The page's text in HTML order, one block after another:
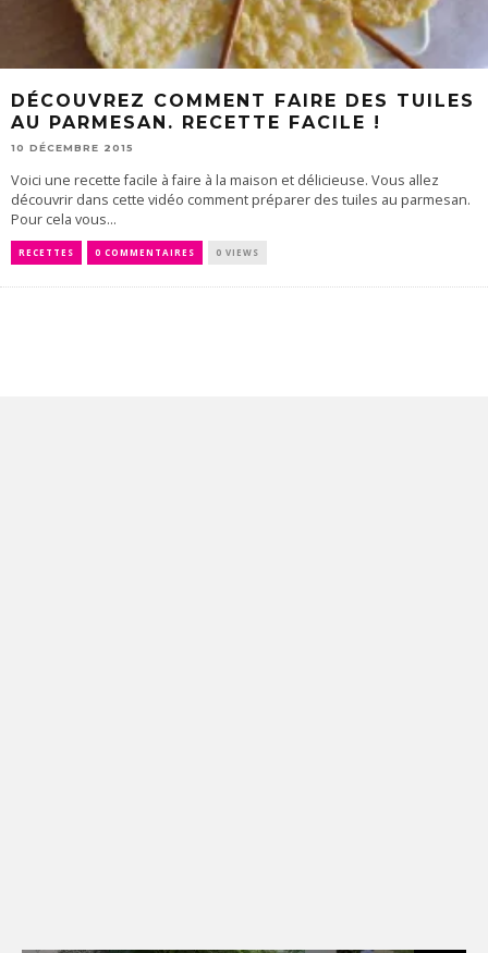
DÉCOUVREZ COMMENT FAIRE DES TUILES
AU PARMESAN. RECETTE FACILE !
10 DÉCEMBRE 2015
Voici une recette facile à faire à la maison et délicieuse. Vous allez
découvrir dans cette vidéo comment préparer des tuiles au parmesan.
Pour cela vous...
RECETTES 0 COMMENTAIRES 0 VIEWS